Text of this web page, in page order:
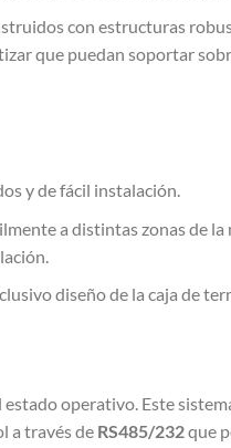
con estructuras
que puedan soportar
y de fácil instalación.
a distintas zonas de la
diseño de la caja de
operativo. Este
a través de RS485/232que